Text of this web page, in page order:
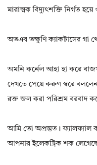
মারাত্মক বিদ্যুৎশক্তি নির্গত
অতএব তক্ষুণি ক্যাকটাসের গা
অমনি কর্নেল আহা হা করে
দেখতে পেয়ে করুণ স্বরে
রক্ত জল করা পরিশ্রম বরবাদ
আমি তো অপ্রস্তুত। ফ্যালফ্যাল
আপনার ইলেকট্রিক শক